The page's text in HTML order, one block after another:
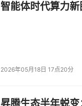
智能体时代算力
2026年05月18日 17点20分
昇腾生态半年蜕